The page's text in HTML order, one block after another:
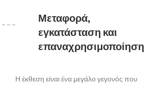
Μεταφορά,
εγκατάσταση και
επαναχρησιμοποίηση
Η έκθεση είναι ένα μεγάλο γεγονός που